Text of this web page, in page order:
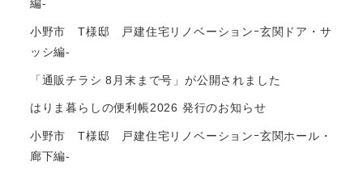
編-
小野市 T様邸 戸建住宅リノベーションｰ玄関ドア・サ
ッシ編-
「通販チラシ 8月末まで号」が公開されました
はりま暮らしの便利帳2026 発行のお知らせ
小野市 T様邸 戸建住宅リノベーションｰ玄関ホール・
廊下編-